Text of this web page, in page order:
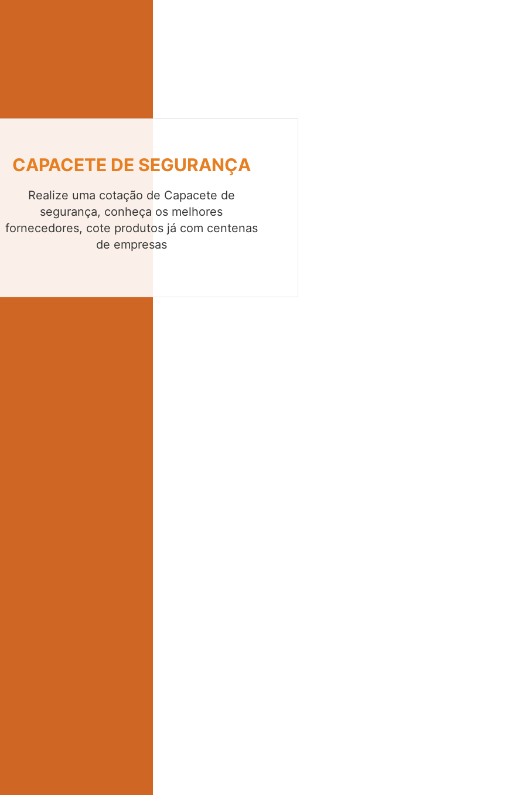
CINTO DE SEGURANÇA
Realize uma cotação de Cinto de segurança,
conheça os melhores fornecedores, cote
produtos já com centenas de empresas